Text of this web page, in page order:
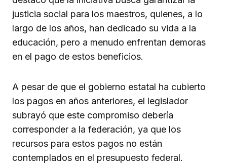
justicia social para los maestros, quienes, a lo
largo de los años, han dedicado su vida a la
educación, pero a menudo enfrentan demoras
en el pago de estos beneficios.
A pesar de que el gobierno estatal ha cubierto
los pagos en años anteriores, el legislador
subrayó que este compromiso debería
corresponder a la federación, ya que los
recursos para estos pagos no están
contemplados en el presupuesto federal.